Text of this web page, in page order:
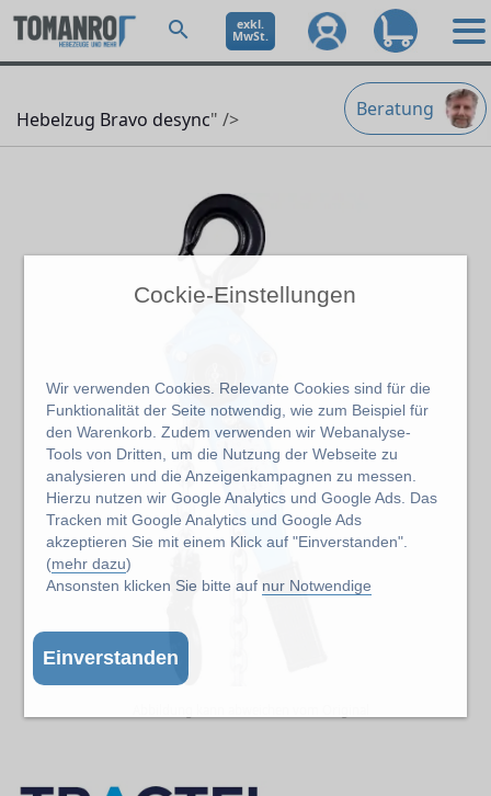
Cockie-Einstellungen
Wir verwenden Cookies. Relevante Cookies sind für die
Funktionalität der Seite notwendig, wie zum Beispiel für
den Warenkorb. Zudem verwenden wir Webanalyse-
Tools von Dritten, um die Nutzung der Webseite zu
analysieren und die Anzeigenkampagnen zu messen.
Hierzu nutzen wir Google Analytics und Google Ads. Das
Tracken mit Google Analytics und Google Ads
akzeptieren Sie mit einem Klick auf "Einverstanden".
(mehr dazu)
Ansonsten klicken Sie bitte auf nur Notwendige
Einverstanden
exkl.
MwSt.
Beratung
Hebelzug Bravo desync" />